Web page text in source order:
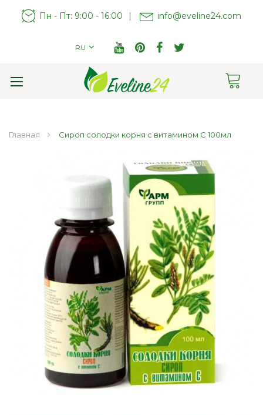
Пн - Пт: 9:00 - 16:00 | info@eveline24.com
RU
Главная Сироп cолодки корня с витамином С 100мл
изображений